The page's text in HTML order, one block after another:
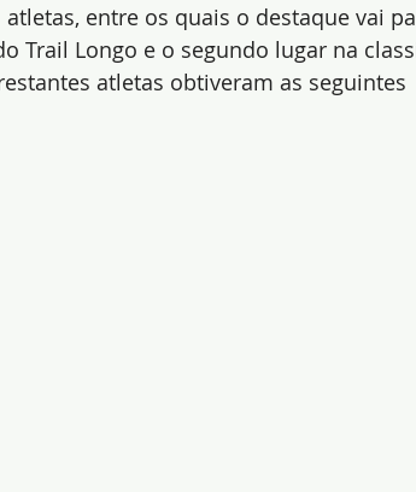
entre os quais o destaque vai
Trail Longo e o segundo lugar na
atletas obtiveram as seguintes